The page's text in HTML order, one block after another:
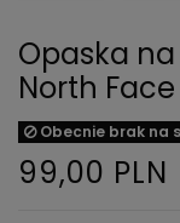
Opaska na
North
Obecnie brak na
99,00 PLN